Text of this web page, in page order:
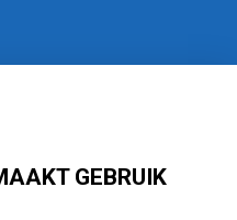
GEBRUIK